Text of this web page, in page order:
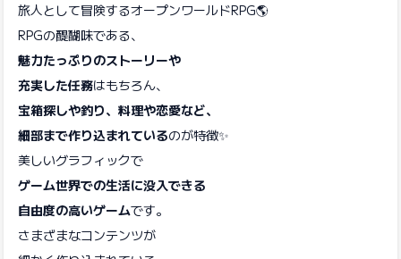
旅人として冒険するオープンワールドRPG🌎
RPGの醍醐味である、
魅力たっぷりのストーリーや
充実した任務はもちろん、
宝箱探しや釣り、料理や恋愛など、
細部まで作り込まれているのが特徴✨
美しいグラフィックで
ゲーム世界での生活に没入できる
自由度の高いゲームです。
さまざまなコンテンツが